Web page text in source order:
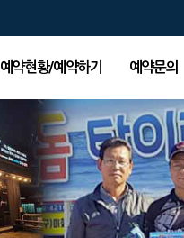
예약현황/예약하기 예약문의